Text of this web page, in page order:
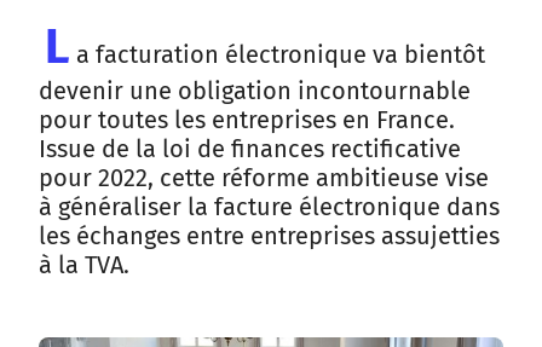
L a facturation électronique va bientôt
devenir une obligation incontournable
pour toutes les entreprises en France.
Issue de la loi de finances rectificative
pour 2022, cette réforme ambitieuse vise
à généraliser la facture électronique dans
les échanges entre entreprises assujetties
à la TVA.